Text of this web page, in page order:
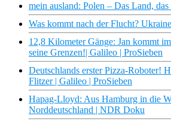
mein ausland: Polen – Das Land,
Was kommt nach der Flucht?
12,8 Kilometer Gänge: Jan kommt
seine Grenzen!| Galileo | ProSieben
Deutschlands erster Pizza-Roboter!
Flitzer | Galileo | ProSieben
Hapag-Lloyd: Aus Hamburg in die
Norddeutschland | NDR Doku